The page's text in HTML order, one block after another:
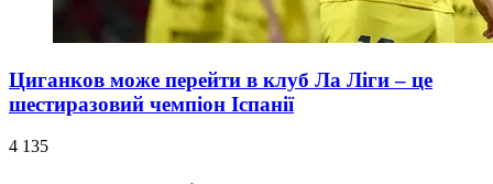
Циганков може перейти в клуб Ла Ліги – це
шестиразовий чемпіон Іспанії
4 135